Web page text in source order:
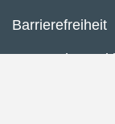
Barrierefreiheit